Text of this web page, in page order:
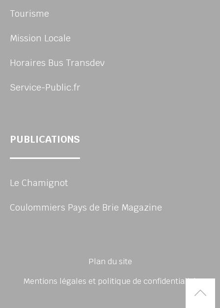
Tourisme
Mission Locale
Horaires Bus Transdev
Service-Public.fr
PUBLICATIONS
Le Chamignot
Coulommiers Pays de Brie Magazine
Plan du site
Mentions légales et politique de confidentialité